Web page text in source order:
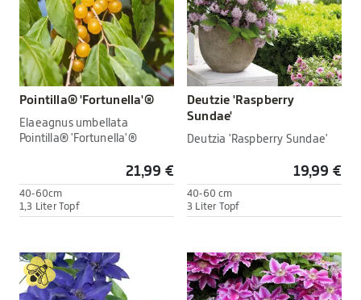
Pointilla® 'Fortunella'®
Elaeagnus umbellata
Pointilla® 'Fortunella'®
21,99 €
40-60cm
1,3 Liter Topf
Deutzie 'Raspberry
Sundae'
Deutzia 'Raspberry Sundae'
19,99 €
40-60 cm
3 Liter Topf